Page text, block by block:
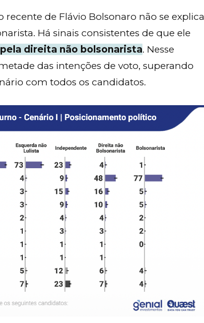
de Flávio Bolsonaro não se explica
Há sinais consistentes de que ele
direita não bolsonarista. Nesse
das intenções de voto, superando
com todos os candidatos.